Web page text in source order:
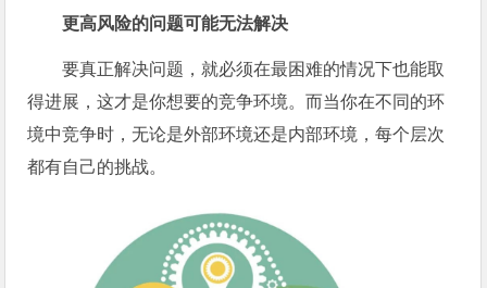
更高风险的问题可能无法解决
要真正解决问题，就必须在最困难的情况下也能取
得进展，这才是你想要的竞争环境。而当你在不同的环
境中竞争时，无论是外部环境还是内部环境，每个层次
都有自己的挑战。